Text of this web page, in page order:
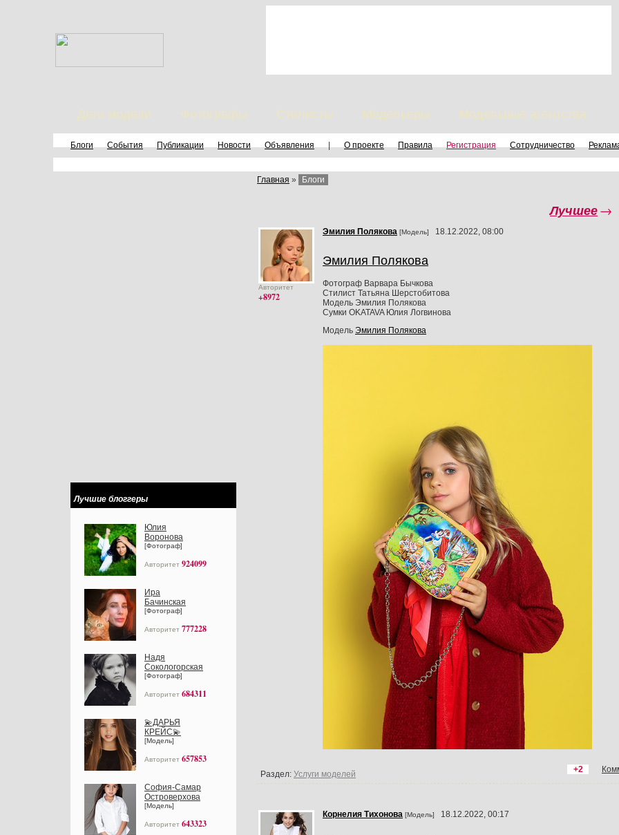
Дети модели Фотографы Стилисты Модельеры Модельные агентства
Блоги События Публикации Новости Объявления | О проекте Правила Регистрация Сотрудничество
Лучшие блоггеры
Юлия
Воронова
[Фотограф]
Авторитет 924099
Ира
Бачинская
[Фотограф]
Авторитет 777228
Надя
Сокологорская
[Фотограф]
Авторитет 684311
💫ДАРЬЯ
КРЕЙС💫
[Модель]
Авторитет 657853
София-Самар
Островерхова
[Модель]
Авторитет 643323
Главная » Блоги
Лучшее→
Авторитет
+8972
Эмилия Пoлякoвa [Модель] 18.12.2022, 08:00
Эмилия Полякова
Фотограф Варвара Бычкова
Стилист Татьяна Шерстобитова
Модель Эмилия Полякова
Сумки OKATAVA Юлия Логвинова
Модель Эмилия Пoлякoвa
+2
Раздел: Услуги моделей
Корнелия Тихонова [Модель] 18.12.2022, 00:17